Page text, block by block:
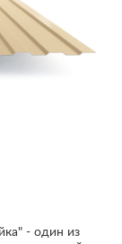
- один из